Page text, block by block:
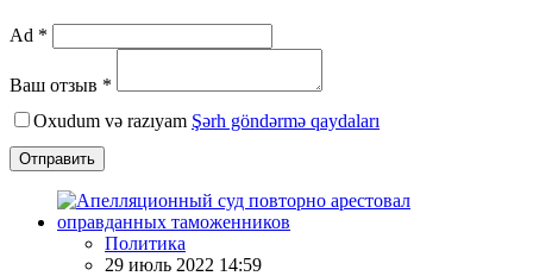
Ad *
Ваш отзыв *
Oxudum və razıyam Şərh göndərmə qaydaları
Отправить
Политика
29 июль 2022 14:59